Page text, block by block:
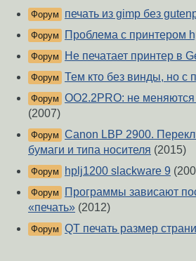
Форум печать из gimp без
Форум Проблема с принтером
Форум Не печатает принтер в
Форум Тем кто без винды, но с
Форум OO2.2PRO: не
(2007)
Форум Canon LBP 2900.
бумаги и типа носителя (2015)
Форум hplj1200 slackware 9
Форум
Программы зависают
«печать» (2012)
Форум QT печать размер